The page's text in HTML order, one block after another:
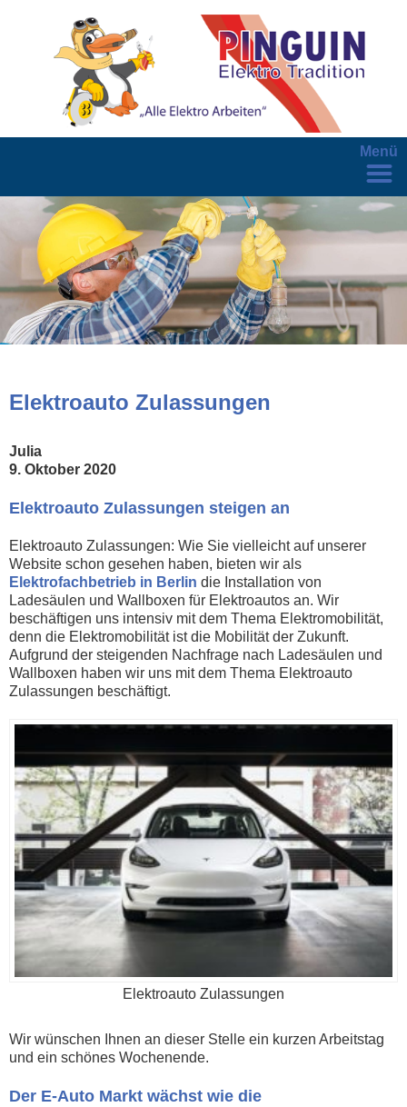
Menü
Elektroauto Zulassungen
Julia
9. Oktober 2020
Elektroauto Zulassungen steigen an
Elektroauto Zulassungen: Wie Sie vielleicht auf unserer
Website schon gesehen haben, bieten wir als
Elektrofachbetrieb in Berlin die Installation von
Ladesäulen und Wallboxen für Elektroautos an. Wir
beschäftigen uns intensiv mit dem Thema Elektromobilität,
denn die Elektromobilität ist die Mobilität der Zukunft.
Aufgrund der steigenden Nachfrage nach Ladesäulen und
Wallboxen haben wir uns mit dem Thema Elektroauto
Zulassungen beschäftigt.
Elektroauto Zulassungen
Wir wünschen Ihnen an dieser Stelle ein kurzen Arbeitstag
und ein schönes Wochenende.
Der E-Auto Markt wächst wie die